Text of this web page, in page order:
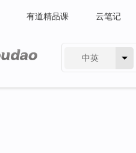
有道精品课 云笔记
中英